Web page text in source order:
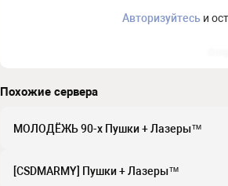
Авторизуйтесьи
Похожие сервера
МОЛОДЁЖЬ 90-х Пушки + Лазеры™
[CSDMARMY] Пушки + Лазеры™